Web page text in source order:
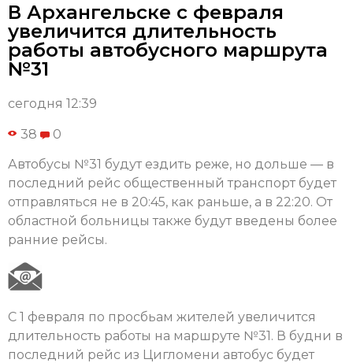
В Архангельске с февраля
увеличится длительность
работы автобусного маршрута
№31
сегодня 12:39
38 0
Автобусы №31 будут ездить реже, но дольше — в
последний рейс общественный транспорт будет
отправляться не в 20:45, как раньше, а в 22:20. От
областной больницы также будут введены более
ранние рейсы.
С 1 февраля по просбьам жителей увеличится
длительность работы на маршруте №31. В будни в
последний рейс из Цигломени автобус будет